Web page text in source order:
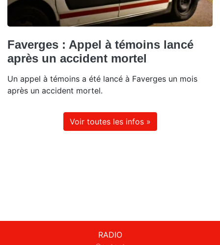
Faverges : Appel à témoins lancé
après un accident mortel
Un appel à témoins a été lancé à Faverges un mois
après un accident mortel.
Voir toutes les infos »
RADIO